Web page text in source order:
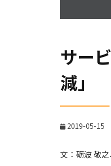
サー
減」
2019-05-15
文：砺波 敬